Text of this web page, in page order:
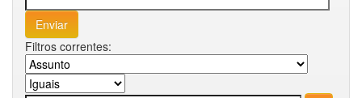
Filtros correntes: